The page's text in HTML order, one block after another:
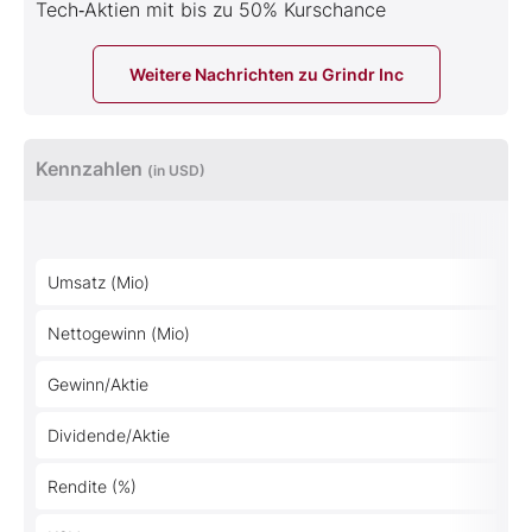
Tech‑Aktien mit bis zu 50% Kurschance
Weitere Nachrichten zu Grindr Inc
Kennzahlen (in USD)
Umsatz (Mio)
Nettogewinn (Mio)
Gewinn/Aktie
Dividende/Aktie
Rendite (%)